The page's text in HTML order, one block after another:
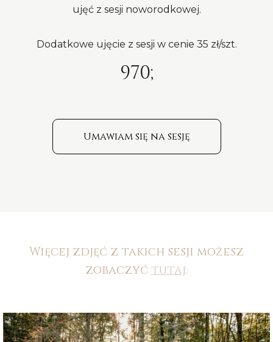
ujęć z sesji noworodkowej.
Dodatkowe ujęcie z sesji w cenie 35 zł/szt.
970;
Umawiam się na sesję
Więcej zdjęć z takich sesji możesz
zobaczyć tutaj: